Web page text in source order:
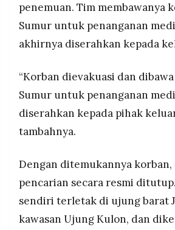
penemuan. Tim membawanya
Sumur untuk penanganan
akhirnya diserahkan kepada
“Korban dievakuasi dan
Sumur untuk penanganan
diserahkan kepada pihak
tambahnya.
Dengan ditemukannya korban,
pencarian secara resmi
sendiri terletak di ujung barat
kawasan Ujung Kulon, dan